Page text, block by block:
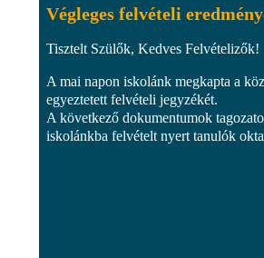
Végleges felvételi
Tisztelt Szülők, Kedves Felvételizők!
A mai napon iskolánk megkapta a
egyeztetett felvételi jegyzékét.
A következő dokumentumok
iskolánkba felvételt nyert tanulók